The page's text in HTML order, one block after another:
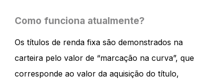
Como funciona atualmente?
Os títulos de renda fixa são demonstrados na
carteira pelo valor de “marcação na curva”, que
corresponde ao valor da aquisição do título,